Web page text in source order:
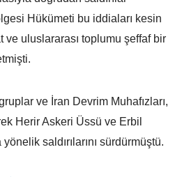
Hükümeti bu iddiaları kesin
uluslararası toplumu şeffaf bir
ve İran Devrim Muhafızları,
Herir Askeri Üssü ve Erbil
saldırılarını sürdürmüştü.